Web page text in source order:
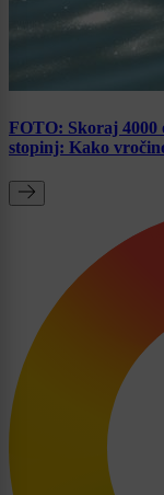
FOTO: Skoraj 4000
stopinj: Kako